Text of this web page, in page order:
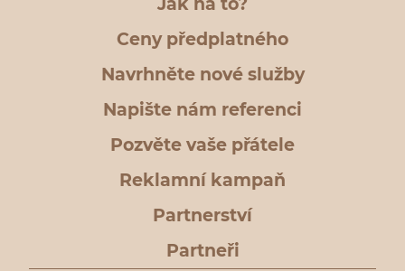
Ceny předplatného
Navrhněte nové služby
Napište nám referenci
Pozvěte vaše přátele
Reklamní kampaň
Partnerství
Partneři